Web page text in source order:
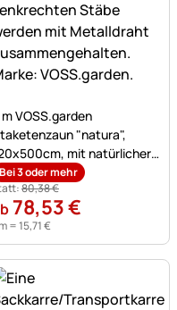
m VOSS.garden
"natura",
mit natürlicher
4cm
Bei 3 oder mehr
80,38€
78,53€
=15,71€